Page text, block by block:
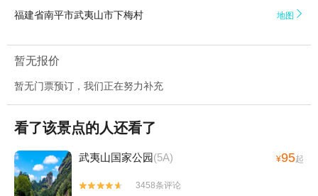
福建省南平市武夷山市下梅村 地图 
暂无报价
暂无门票预订，我们正在努力补充
看了该景点的人还看了
武夷山国家公园(5A) ¥95起


3458条评论